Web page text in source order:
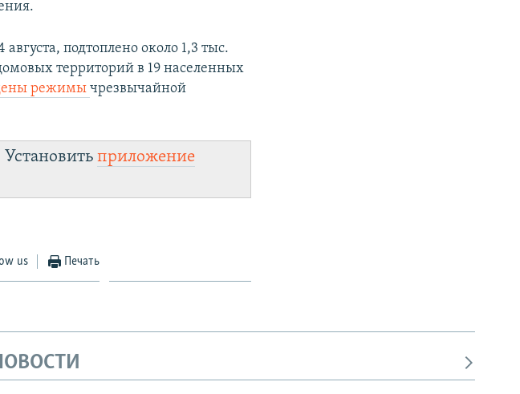
подтоплено около 1,3 тыс.
территорий в 19 населенных
режимычрезвычайной
Установитьприложение
us Печать